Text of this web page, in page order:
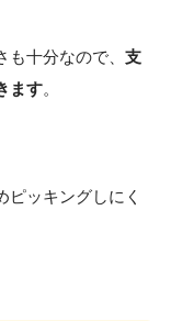
十分なので、 支
ます。
ピッキングしにく